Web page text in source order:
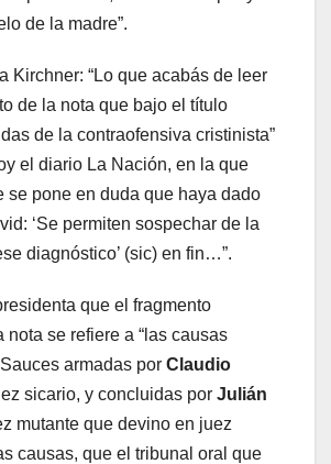
de la madre”.
Kirchner: “Lo que acabás de leer
de la nota que bajo el título
de la contraofensiva cristinista”
el diario La Nación, en la que
se pone en duda que haya dado
‘Se permiten sospechar de la
diagnóstico’ (sic) en fin…”.
que el fragmento
nota se refiere a “las causas
armadas por Claudio
sicario, y concluidas por Julián
mutante que devino en juez
causas, que el tribunal oral que